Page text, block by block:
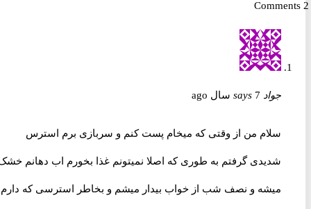
جواد says 7 سال ago
سلام من از وقتی که میخام پست کنم و سربازی برم استرس
شدیدی گرفتم به طوری که اصلا نمیتونم غذا بخورم اب دهانم خشک
میشه و نصف شب از خواب بیدار میشم و بخاطر استرسی که دارم